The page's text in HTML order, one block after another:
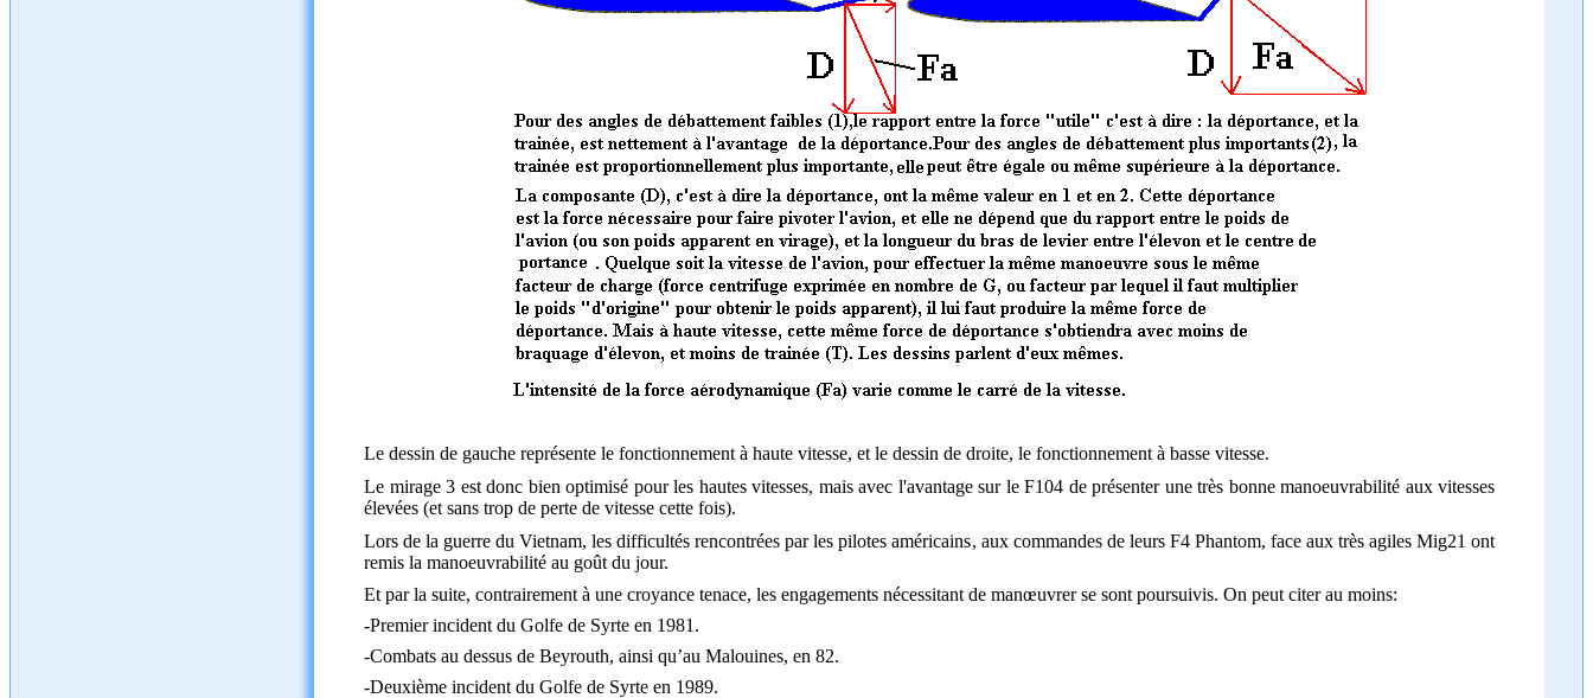
Le dessin de gauche représente le fonctionnement à haute vitesse, et le dessin de droite, le fonctionnement à basse vitesse.
Le mirage 3 est donc bien optimisé pour les hautes vitesses, mais avec l'avantage sur le F104 de présenter une très bonne manoeuvrabilité aux vitesses
élevées (et sans trop de perte de vitesse cette fois).
Lors de la guerre du Vietnam, les difficultés rencontrées par les pilotes américains, aux commandes de leurs F4 Phantom, face aux très agiles Mig21 ont
remis la manoeuvrabilité au goût du jour.
Et par la suite, contrairement à une croyance tenace, les engagements nécessitant de manœuvrer se sont poursuivis. On peut citer au moins:
-Premier incident du Golfe de Syrte en 1981.
-Combats au dessus de Beyrouth, ainsi qu’au Malouines, en 82.
-Deuxième incident du Golfe de Syrte en 1989.